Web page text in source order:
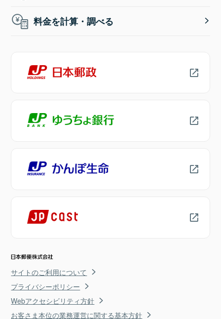
料金を計算・調べる
サイトのご利用について
プライバシーポリシー
Webアクセシビリティ方針
お客さま本位の業務運営に関する基本方針